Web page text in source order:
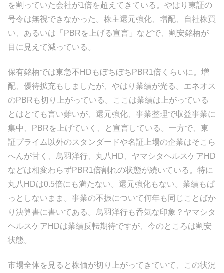
を割っていた会社が1倍を超えてきている。やはり東証の
号令は無視できなかった。株主還元強化、増配、自社株買
い、あるいは「PBRを上げる宣言」などで、割安銘柄が
目に見えて減っている。
保有銘柄では東急不HDもぼちぼちPBR1倍くらいに。増
配、優待拡充もしましたが、やはり業績が光る。エネオス
のPBRも切り上がっている。ここは業績は上がっている
とはとても言い難いが、還元強化、事業整理で収益事業に
集中、PBRを上げていく、と宣言している。一方で、東
証プライム以外のスタンダードや名証上場の企業はそこら
へんが甘く、鳥羽洋行、丸八HD、ヤマシタヘルスケアHD
などは相変わらずPBR1倍割れの状態が続いている。特に
丸八HDは0.5倍にも満たない。還元強化もない。業績もぱ
っとしないまま。事業の不振について何年も同じことばか
り決算書に書いてある。鳥羽洋行も呑気な印象？ヤマシタ
ヘルスケアHDは業績反転期待ですが、今のところは割安
状態。
市場全体を見ると株価が切り上がってきていて、この状況